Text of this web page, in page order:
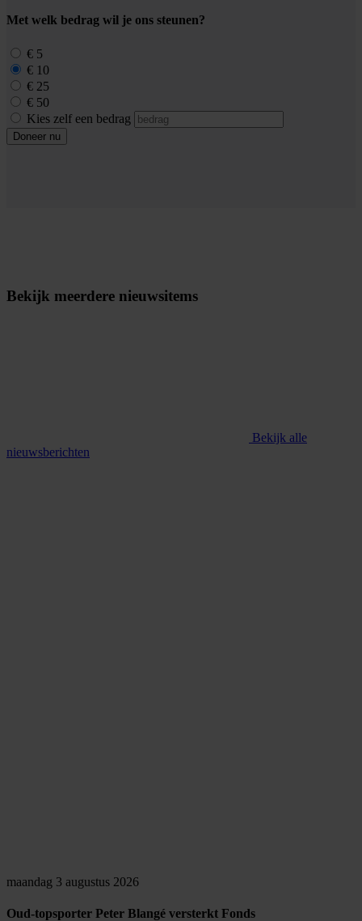
Met welk bedrag wil je ons steunen?
€ 5
€ 10
€ 25
€ 50
Kies zelf een bedrag
Doneer nu
Bekijk meerdere nieuwsitems
Bekijk alle
nieuwsberichten
maandag 3 augustus 2026
Oud-topsporter Peter Blangé versterkt Fonds